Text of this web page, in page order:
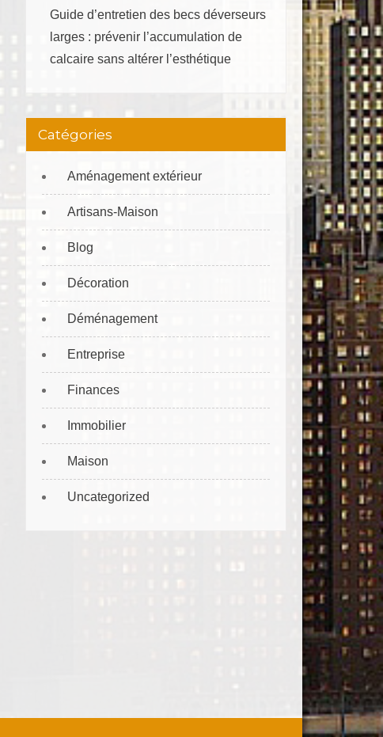
Guide d’entretien des becs déverseurs
larges : prévenir l’accumulation de
calcaire sans altérer l’esthétique
Catégories
Aménagement extérieur
Artisans-Maison
Blog
Décoration
Déménagement
Entreprise
Finances
Immobilier
Maison
Uncategorized